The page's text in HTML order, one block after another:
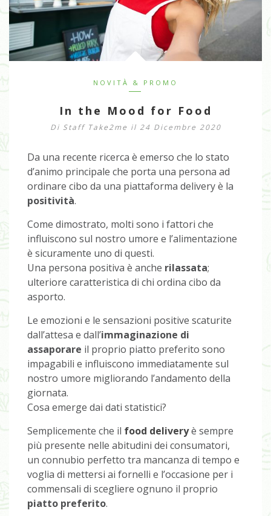
NOVITÀ & PROMO
In the Mood for Food
Di Staff Take2me il 24 Dicembre 2020
Da una recente ricerca è emerso che lo stato
d’animo principale che porta una persona ad
ordinare cibo da una piattaforma delivery è la
positività.
Come dimostrato, molti sono i fattori che
influiscono sul nostro umore e l’alimentazione
è sicuramente uno di questi.
Una persona positiva è anche rilassata;
ulteriore caratteristica di chi ordina cibo da
asporto.
Le emozioni e le sensazioni positive scaturite
dall’attesa e dall’immaginazione di
assaporare il proprio piatto preferito sono
impagabili e influiscono immediatamente sul
nostro umore migliorando l’andamento della
giornata.
Cosa emerge dai dati statistici?
Semplicemente che il food deliveryè sempre
più presente nelle abitudini dei consumatori,
un connubio perfetto tra mancanza di tempo e
voglia di mettersi ai fornelli e l’occasione per i
commensali di scegliere ognuno il proprio
piatto preferito.